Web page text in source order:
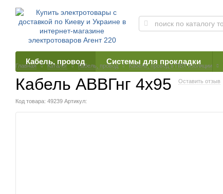
Кабель, провод Системы для прокладки
Главная Каталог Кабель, провод Кабель, провод в ПВХ изоляции
Кабель АВВГнг 4х95 Оставить отзыв
Код товара: 49239 Артикул: